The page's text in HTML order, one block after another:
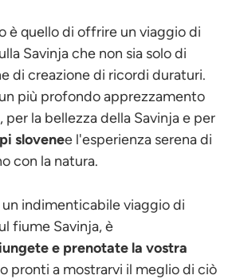
è quello di offrire un viaggio di
Savinja che non sia solo di
di creazione di ricordi duraturi.
più profondo apprezzamento
la bellezza della Savinja e per
slovenee l'esperienza serena di
con la natura.
un indimenticabile viaggio di
fiume Savinja, è
e prenotate la vostra
pronti a mostrarvi il meglio di ciò